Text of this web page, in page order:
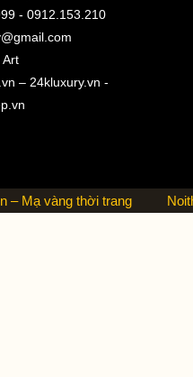
- 0912.153.210
– 24kluxury.vn -
– Mạ vàng thời trang